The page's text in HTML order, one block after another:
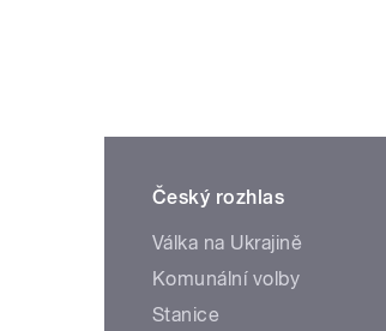
Český rozhlas
Válka na Ukrajině
Komunální volby
Stanice